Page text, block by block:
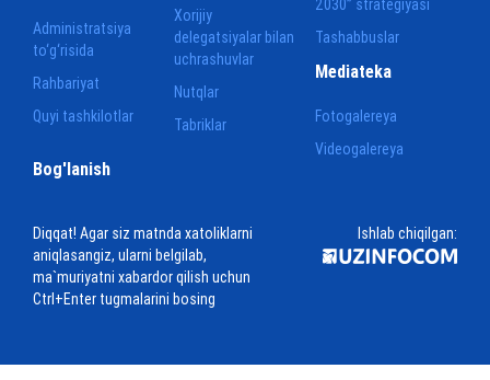
Xorijiy
delegatsiyalar bilan
uchrashuvlar
Nutqlar
Tabriklar
2030” strategiyasi
Tashabbuslar
Administratsiya
to‘g‘risida
Rahbariyat
Quyi tashkilotlar
Mediateka
Fotogalereya
Videogalereya
Bog'lanish
Diqqat! Agar siz matnda xatoliklarni
aniqlasangiz, ularni belgilab,
ma`muriyatni xabardor qilish uchun
Ctrl+Enter tugmalarini bosing
Ishlab chiqilgan: